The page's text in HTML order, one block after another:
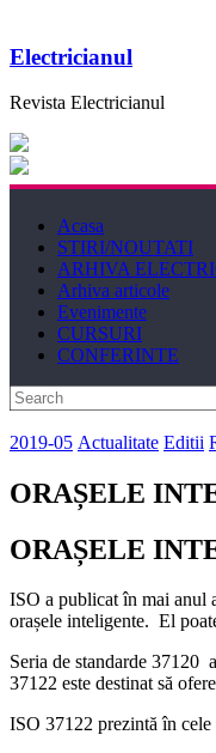
Electricianul
Revista Electricianul
Acasa
STIRI/NOUTATI
ARHIVA
Arhiva articole
Evenimente
CURSURI
CONFERINTE
2019-05 Actualitate Editii
ORAȘELE
ORAȘELE
ISO a publicat în mai anul
orașele inteligente. El
Seria de standarde 37120
37122 este destinat să
ISO 37122 prezintă în